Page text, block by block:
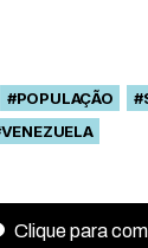
#POPULAÇÃO
Clique para